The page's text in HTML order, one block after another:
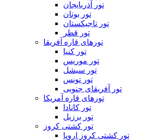
تور آذربایجان
تور بوتان
تور تاجیکستان
تور قطر
تورهای قاره آفریقا
تور کنیا
تور موریس
تور سیشل
تور تونس
تور آفریقای جنوبی
تورهای قاره آمریکا
تور کانادا
تور برزیل
تور کشتی کروز
تور کشتی کروز اروپا